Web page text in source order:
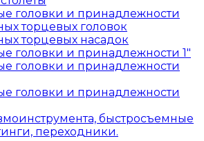
головки и принадлежности
торцевых головок
торцевых насадок
головки и принадлежности 1"
головки и принадлежности
головки и принадлежности
быстросъемные
переходники.